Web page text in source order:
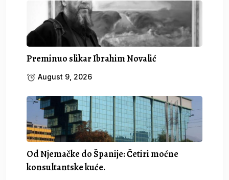
Preminuo slikar Ibrahim Novalić
August 9, 2026
Od Njemačke do Španije: Četiri moćne
konsultantske kuće.